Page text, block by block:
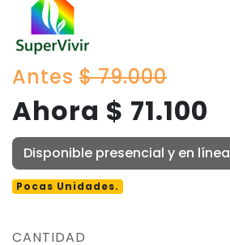
Antes $ 79.000
Ahora $ 71.100
Disponible presencial y en línea
Pocas Unidades.
CANTIDAD